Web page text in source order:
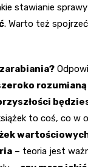
stawianie
. Warto też
to coś, co w
– teoria jest